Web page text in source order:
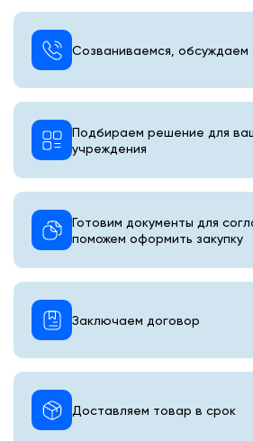
Созваниваемся, обсуждаем
Подбираем решение для
учреждения
Готовим документы для
поможем оформить закупку
Доставляем товар в срок
Заключаем договор